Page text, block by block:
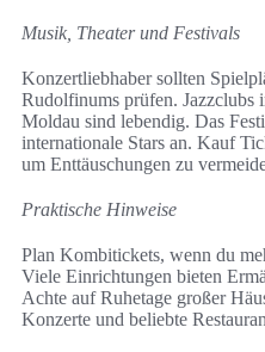
Musik, Theater und Festivals
Konzertliebhaber sollten
Rudolfinums prüfen. Jazzclubs
Moldau sind lebendig. Das
internationale Stars an. Kauf
um Enttäuschungen zu
Praktische Hinweise
Plan Kombitickets, wenn du
Viele Einrichtungen bieten
Achte auf Ruhetage großer
Konzerte und beliebte